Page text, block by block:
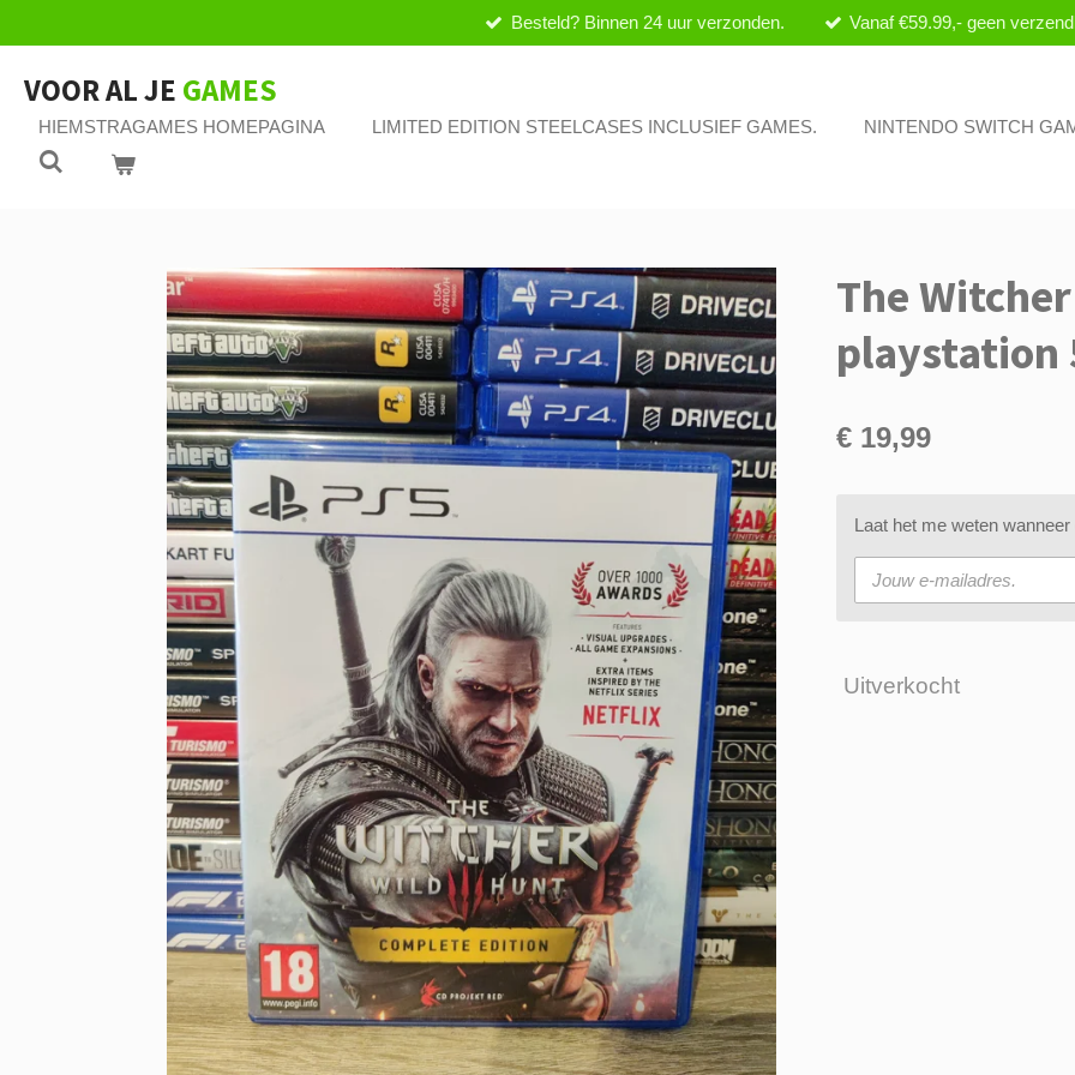
direct
naar
de
hoofdinhoud
Besteld? Binnen 24 uur verzonden. Vanaf €59.99,- geen
VOOR AL JE GAMES
HIEMSTRAGAMES HOMEPAGINA LIMITED EDITION STEELCASES INCLUSIEF GAMES. NINTENDO SWITCH
The
playstation
€ 19,99
Laat het me weten
Uitverkocht